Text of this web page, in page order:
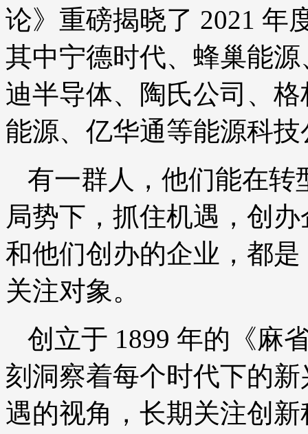
论》重磅揭晓了 2021 年
其中宁德时代、蜂巢能
迪半导体、陶氏公司、
能源、亿华通等能源科
有一群人，他们能在转
局势下，抓住机遇，创
和他们创办的企业，都
关注对象。
创立于 1899 年的《麻
刻洞察着每个时代下的
遇的视角，长期关注创